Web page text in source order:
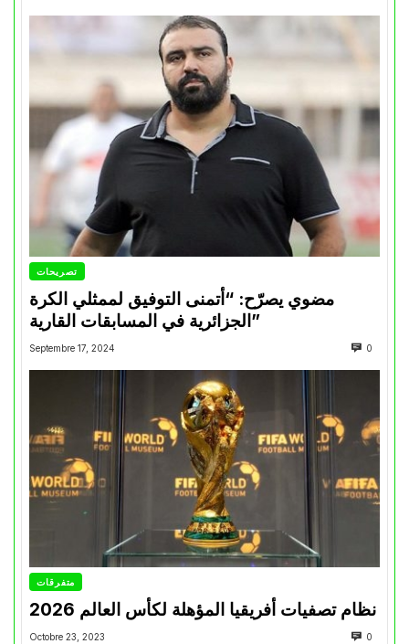
تصريحات
مضوي يصرّح: “أتمنى التوفيق لممثلي الكرة
الجزائرية في المسابقات القارية”
Septembre 17, 2024 0
متفرقات
نظام تصفيات أفريقيا المؤهلة لكأس العالم 2026
Octobre 23, 2023 0